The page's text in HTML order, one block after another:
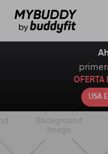
OFERTA
USA